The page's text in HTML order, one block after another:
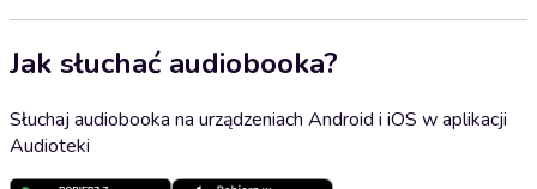
Jak słuchać audiobooka?
Słuchaj audiobooka na urządzeniach Android i iOS w aplikacji
Audioteki